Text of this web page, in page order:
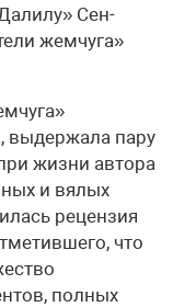
Сен-
жемчуга»
выдержала пару
жизни автора
и вялых
рецензия
что
полных